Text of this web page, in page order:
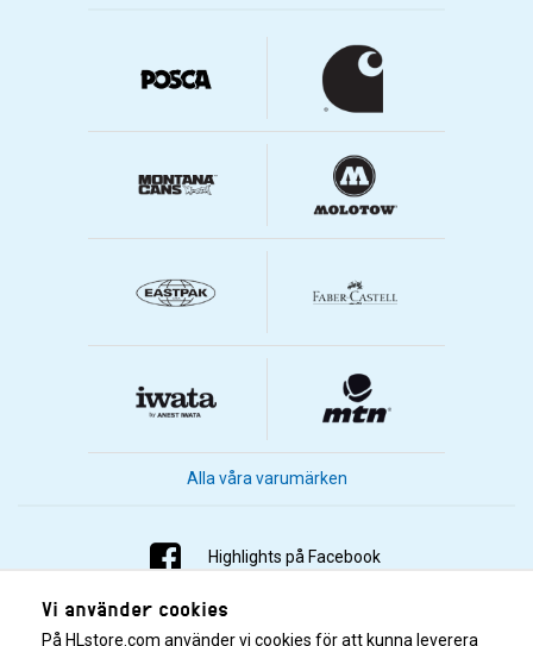
Alla våra varumärken
Highlights på Facebook
Highlights på Instagram
Vi använder cookies
På HLstore.com använder vi cookies för att kunna leverera